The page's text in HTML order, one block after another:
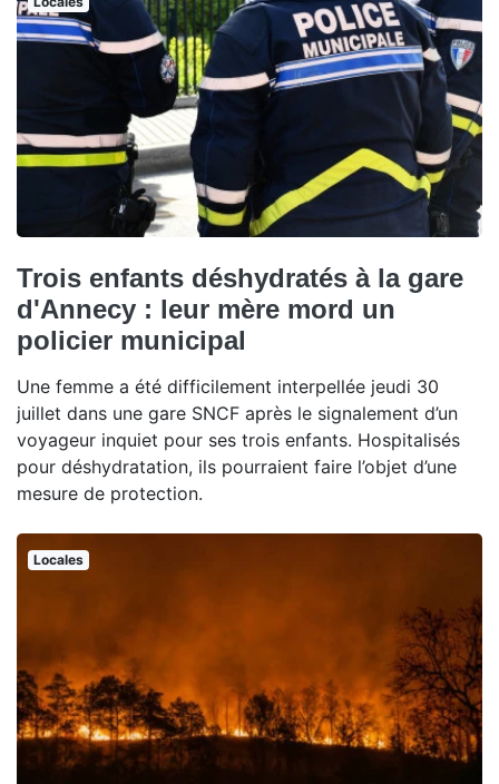
Trois enfants déshydratés à la gare
d'Annecy : leur mère mord un
policier municipal
Une femme a été difficilement interpellée jeudi 30
juillet dans une gare SNCF après le signalement d’un
voyageur inquiet pour ses trois enfants. Hospitalisés
pour déshydratation, ils pourraient faire l’objet d’une
mesure de protection.
Locales